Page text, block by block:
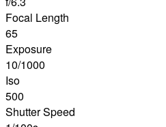
Focal Length
65
Exposure
10/1000
Iso
500
Shutter Speed